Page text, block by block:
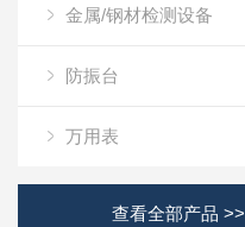
金属/钢材检测设备
防振台
万用表
查看全部产品 >>